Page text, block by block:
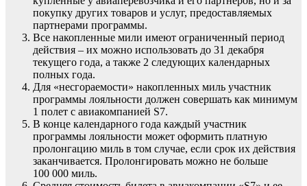
покупку других товаров и услуг, предоставляемых
партнерами программы.
Все накопленные мили имеют ограниченный период
действия – их можно использовать до 31 декабря
текущего года, а также 2 следующих календарных
полных года.
Для «несгораемости» накопленных миль участник
программы лояльности должен совершать как минимум
1 полет с авиакомпанией S7.
В конце календарного года каждый участник
программы лояльности может оформить платную
пролонгацию миль в том случае, если срок их действия
заканчивается. Пролонгировать можно не больше
100 000 миль.